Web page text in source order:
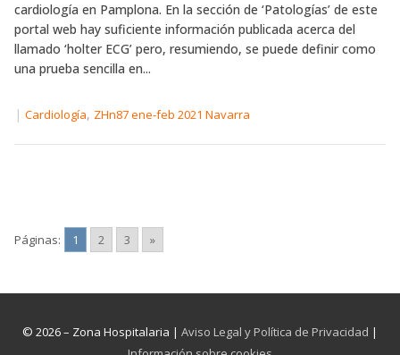
cardiología en Pamplona. En la sección de ‘Patologías’ de este
portal web hay suficiente información publicada acerca del
llamado ‘holter ECG’ pero, resumiendo, se puede definir como
una prueba sencilla en...
| Cardiología, ZHn87 ene-feb 2021 Navarra
Páginas: 1 2 3 »
© 2026 – Zona Hospitalaria | Aviso Legal y Política de Privacidad |